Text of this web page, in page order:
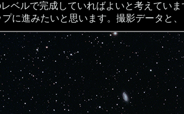
ベルで完成していればよいと考えてい
プに進みたいと思います。撮影データと